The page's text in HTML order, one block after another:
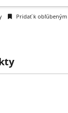
predpokladaný čas